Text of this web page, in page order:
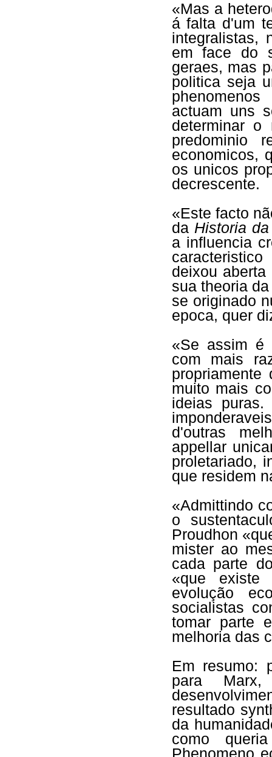
«Mas a
á falta d'um
integralistas,
em face do
geraes, mas
politica seja
actuam uns
determinar o
predominio
economicos,
os unicos
decrescente.
«Este facto
da Historia
a influencia
deixou
sua theoria
se originado
epoca, quer
«Se assim é
com mais
muito mais
ideias
d'outras
appellar
proletariado,
que residem
«Admittindo
o
Proudhon
mister ao
cada parte
«que existe
evolução
socialistas
tomar parte
melhoria das
Em resumo:
para
resultado
da
como
Phenomeno